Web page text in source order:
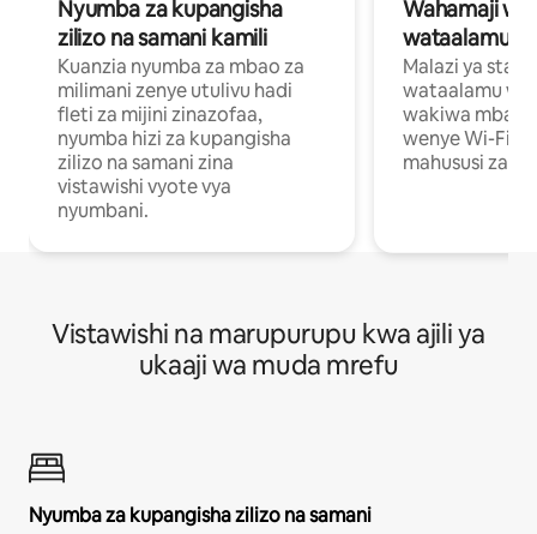
Nyumba za kupangisha
zilizo na samani kamili
Kuanzia nyumba za mbao za
milimani zenye utulivu hadi
fleti za mijini zinazofaa,
nyumba hizi za kupangisha
zilizo na samani zina
vistawishi vyote vya
nyumbani.
Wahamaji
wataalamu
Malazi ya
wataalamu
wakiwa mbali
wenye Wi-Fi
mahususi za
Vistawishi na marupurupu kwa ajili ya
ukaaji wa muda mrefu
Nyumba za kupangisha zilizo na samani